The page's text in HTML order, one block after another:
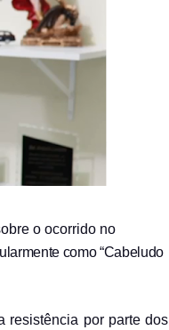
o ocorrido no
como “Cabeludo
resistência por parte dos